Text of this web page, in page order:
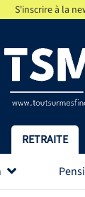
S'inscrire à la
RETRAITE